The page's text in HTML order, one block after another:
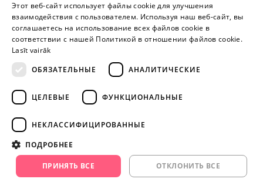
Внимание! Yesyes.lv содержит откровенную сексуальную
информацию и изо.
ПРОДОЛЖАЙТЕ
facebook.com/yesyes.lv
Instagram/yesyes.lv
RUSSIAN
Этот веб-сайт использует файлы cookie для улучшения
взаимодействия с пользователем. Используя наш веб-сайт, вы
соглашаетесь на использование всех файлов cookie в
соответствии с нашей Политикой в ​​отношении файлов cookie.
Lasīt vairāk
ОБЯЗАТЕЛЬНЫЕ
АНАЛИТИЧЕСКИЕ
ЦЕЛЕВЫЕ ФУНКЦИОНАЛЬНЫЕ
НЕКЛАССИФИЦИРОВАННЫЕ
ПОДРОБНЕЕ
ПРИНЯТЬ ВСЕ ОТКЛОНИТЬ ВСЕ